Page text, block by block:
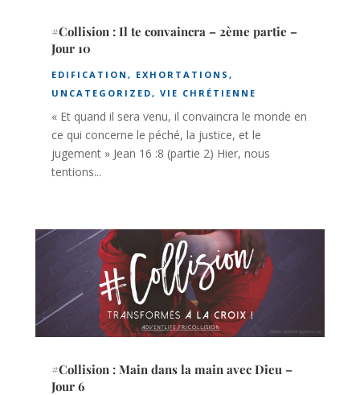
#Collision : Il te convaincra – 2ème partie –
Jour 10
EDIFICATION , EXHORTATIONS ,
UNCATEGORIZED, VIE CHRÉTIENNE
« Et quand il sera venu, il convaincra le monde en
ce qui concerne le péché, la justice, et le
jugement » Jean 16 :8 (partie 2) Hier, nous
tentions...
#Collision : Main dans la main avec Dieu –
Jour 6